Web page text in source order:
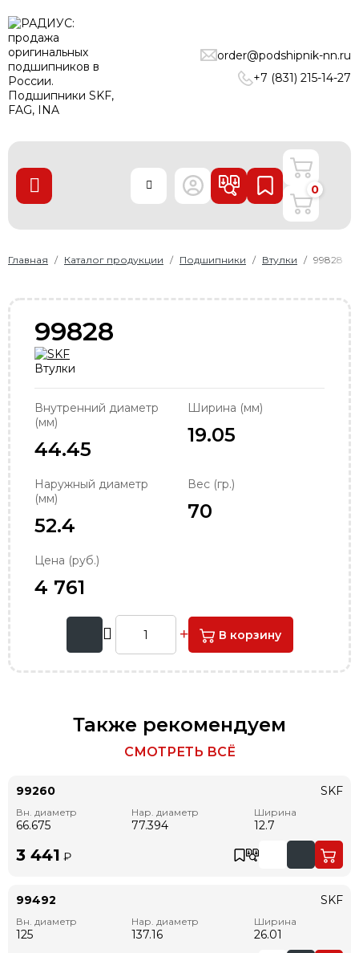
order@podshipnik-nn.ru
+7 (831) 215-14-27
ПОДШИПНИКИ
ЛИНЕЙНЫЕ ТЕХНОЛОГИИ
РЕМНИ
О нас
Доставка и оплата
+7 (831) 215-14-27
order@podshipnik-nn.ru
0
Главная Каталог продукции Подшипники Втулки 99828
99828
Втулки
Внутренний диаметр
(мм)
44.45
Ширина (мм)
19.05
Наружный диаметр
(мм)
52.4
Вес (гр.)
70
Цена (руб.)
4 761
В корзину
Также рекомендуем
СМОТРЕТЬ ВСЁ
99260
Вн. диаметр
66.675
Нар. диаметр
77.394
Ширина
12.7
SKF
3 441 ₽
99492
Вн. диаметр
125
Нар. диаметр
137.16
Ширина
26.01
SKF